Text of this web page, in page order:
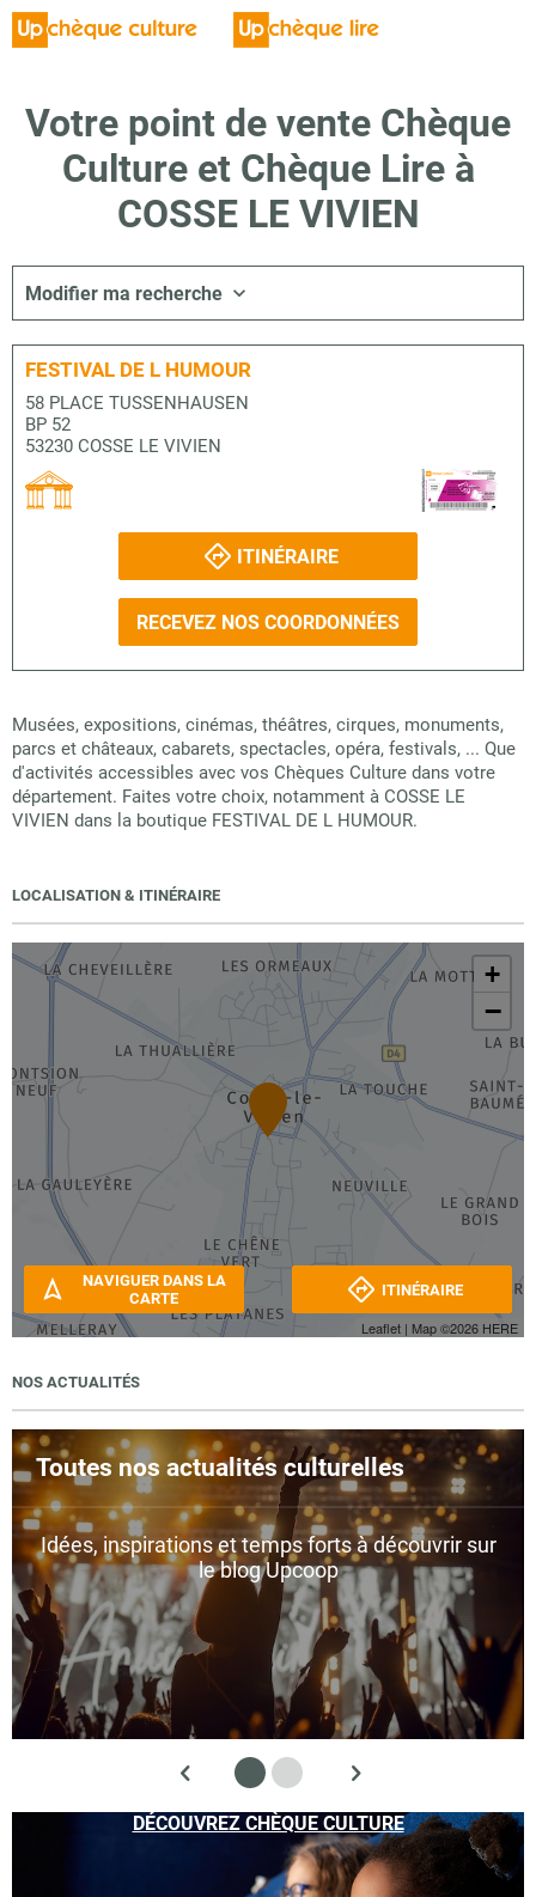
Votre point de vente Chèque
Culture et Chèque Lire à
COSSE LE VIVIEN
Modifier ma recherche
FESTIVAL DE L HUMOUR
58 PLACE TUSSENHAUSEN
BP 52
53230 COSSE LE VIVIEN
ITINÉRAIRE
RECEVEZ NOS COORDONNÉES
Musées, expositions, cinémas, théâtres, cirques, monuments,
parcs et châteaux, cabarets, spectacles, opéra, festivals, ... Que
d'activités accessibles avec vos Chèques Culture dans votre
département. Faites votre choix, notamment à COSSE LE
VIVIEN dans la boutique FESTIVAL DE L HUMOUR.
LOCALISATION & ITINÉRAIRE
+
−
Leaflet | Map ©2026 HERE
NAVIGUER DANS LA
CARTE
ITINÉRAIRE
NOS ACTUALITÉS
Toutes nos actualités culturelles
Idées, inspirations et temps forts à découvrir sur
le blog Upcoop
DÉCOUVREZ CHÈQUE CULTURE